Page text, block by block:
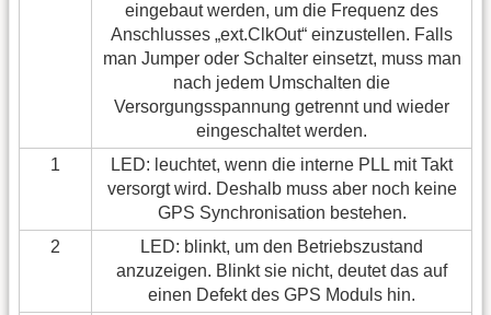
eingebaut werden, um die Frequenz des
Anschlusses „ext.ClkOut“ einzustellen. Falls
man Jumper oder Schalter einsetzt, muss man
nach jedem Umschalten die
Versorgungsspannung getrennt und wieder
eingeschaltet werden.
1
LED: leuchtet, wenn die interne PLL mit Takt
versorgt wird. Deshalb muss aber noch keine
GPS Synchronisation bestehen.
2
LED: blinkt, um den Betriebszustand
anzuzeigen. Blinkt sie nicht, deutet das auf
einen Defekt des GPS Moduls hin.